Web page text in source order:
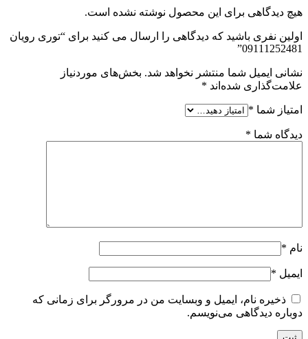
هیچ دیدگاهی برای این محصول نوشته نشده است.
اولین نفری باشید که دیدگاهی را ارسال می کنید برای “توری رویان
09111252481”
نشانی ایمیل شما منتشر نخواهد شد. بخش‌های موردنیاز
علامت‌گذاری شده‌اند *
امتیاز شما *
دیدگاه شما *
نام *
ایمیل *
ذخیره نام، ایمیل و وبسایت من در مرورگر برای زمانی که
دوباره دیدگاهی می‌نویسم.